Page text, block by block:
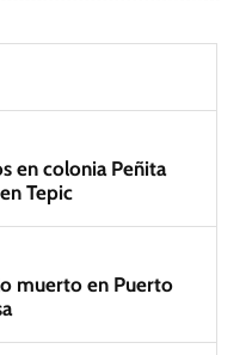
en colonia Peñita
Tepic
muerto en Puerto